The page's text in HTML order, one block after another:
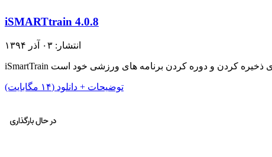
iSMARTtrain 4.0.8
انتشار: ۰۳ آذر ۱۳۹۴
توضیحات + دانلود (۱۴ مگابایت)